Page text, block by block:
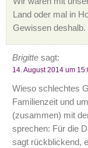
Land oder mal in
Gewissen deshalb.
Brigittesagt:
14. August 2014 um
Wieso schlechtes
Familienzeit und
(zusammen) mit
sprechen: Für die
sagt rückblickend,